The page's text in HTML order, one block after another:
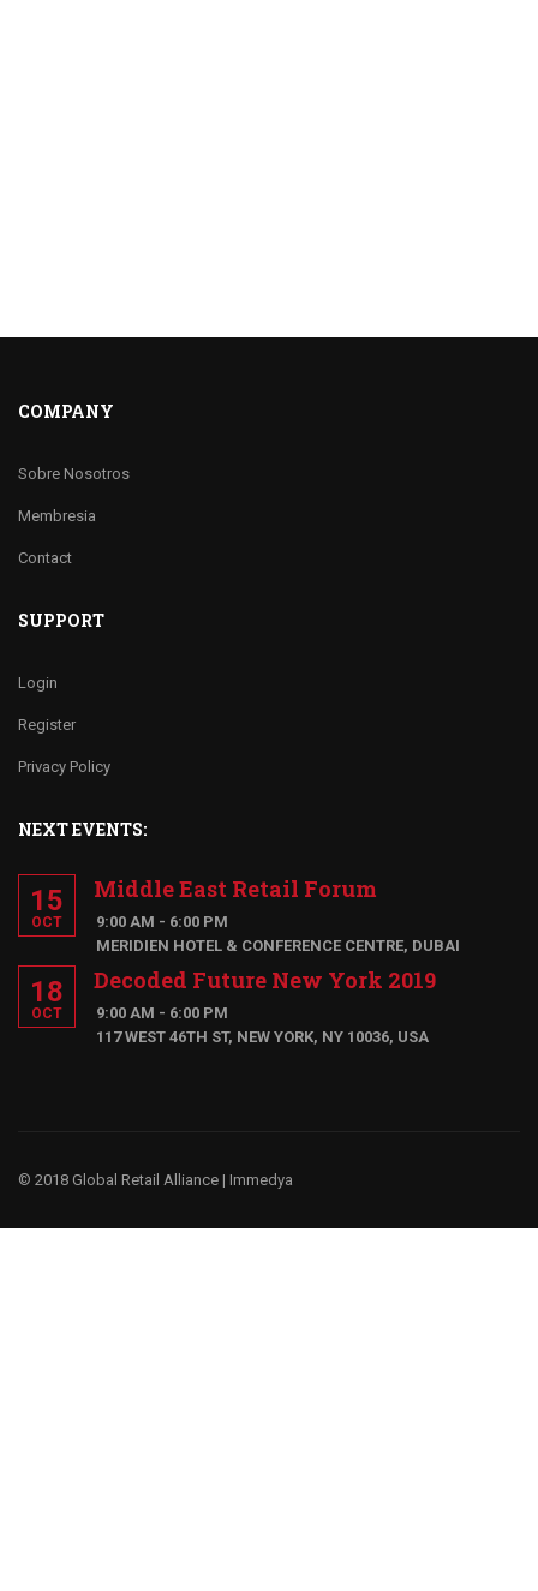
COMPANY
Sobre Nosotros
Membresia
Contact
SUPPORT
Login
Register
Privacy Policy
NEXT EVENTS:
15
OCT
Middle East Retail Forum
9:00 AM - 6:00 PM
MERIDIEN HOTEL & CONFERENCE CENTRE, DUBAI
18
OCT
Decoded Future New York 2019
9:00 AM - 6:00 PM
117 WEST 46TH ST, NEW YORK, NY 10036, USA
© 2018 Global Retail Alliance | Immedya